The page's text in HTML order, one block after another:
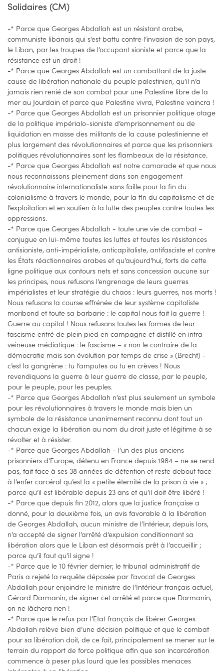
Solidaires (CM)
-* Parce que Georges Abdallah est un résistant arabe,
communiste libanais qui s’est battu contre l’invasion de son pays,
le Liban, par les troupes de l’occupant sioniste et parce que la
résistance est un droit !
-* Parce que Georges Abdallah est un combattant de la juste
cause de libération nationale du peuple palestinien, qu’il n’a
jamais rien renié de son combat pour une Palestine libre de la
mer au Jourdain et parce que Palestine vivra, Palestine vaincra !
-* Parce que Georges Abdallah est un prisonnier politique otage
de la politique impérialo-sioniste d’emprisonnement ou de
liquidation en masse des militants de la cause palestinienne et
plus largement des révolutionnaires et parce que les prisonniers
politiques révolutionnaires sont les flambeaux de la résistance.
-* Parce que Georges Abdallah est notre camarade et que nous
nous reconnaissons pleinement dans son engagement
révolutionnaire internationaliste sans faille pour la fin du
colonialisme à travers le monde, pour la fin du capitalisme et de
l’exploitation et en soutien à la lutte des peuples contre toutes les
oppressions.
-* Parce que Georges Abdallah - toute une vie de combat –
conjugue en lui-même toutes les luttes et toutes les résistances
antisioniste, anti-impérialiste, anticapitaliste, antifasciste et contre
les États réactionnaires arabes et qu’aujourd’hui, forts de cette
ligne politique aux contours nets et sans concession aucune sur
les principes, nous refusons l’engrenage de leurs guerres
impérialistes et leur stratégie du chaos : leurs guerres, nos morts !
Nous refusons la course effrénée de leur système capitaliste
moribond et toute sa barbarie : le capital nous fait la guerre !
Guerre au capital ! Nous refusons toutes les formes de leur
fascisme entré de plein pied en campagne et distillé en intra
veineuse médiatique : le fascisme – « non le contraire de la
démocratie mais son évolution par temps de crise » (Brecht) -
c’est la gangrène : tu l‘amputes ou tu en crèves ! Nous
revendiquons la guerre à leur guerre de classe, par le peuple,
pour le peuple, pour les peuples.
-* Parce que Georges Abdallah n’est plus seulement un symbole
pour les révolutionnaires à travers le monde mais bien un
symbole de la résistance unanimement reconnu dont tout un
chacun exige la libération au nom du droit juste et légitime à se
révolter et à résister.
-* Parce que Georges Abdallah - l’un des plus anciens
prisonniers d’Europe, détenu en France depuis 1984 – ne se rend
pas, fait face à ses 38 années de détention et reste debout face
à l’enfer carcéral qu’est la « petite éternité de la prison à vie » ;
parce qu’il est libérable depuis 23 ans et qu’il doit être libéré !
-* Parce que depuis fin 2012, alors que la justice française a
donné, pour la deuxième fois, un avis favorable à la libération
de Georges Abdallah, aucun ministre de l’Intérieur, depuis lors,
n’a accepté de signer l’arrêté d’expulsion conditionnant sa
libération alors que le Liban est désormais prêt à l’accueillir ;
parce qu’il faut qu’il signe !
-* Parce que le 10 février dernier, le tribunal administratif de
Paris a rejeté la requête déposée par l’avocat de Georges
Abdallah pour enjoindre le ministre de l’Intérieur français actuel,
Gérard Darmanin, de signer cet arrêté et parce que Darmanin,
on ne lâchera rien !
-* Parce que le refus par l’Etat français de libérer Georges
Abdallah relève bien d’une décision politique et que le combat
pour sa libération doit, de ce fait, principalement se mener sur le
terrain du rapport de force politique afin que son incarcération
commence à peser plus lourd que les possibles menaces